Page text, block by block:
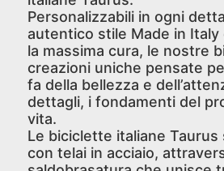
Personalizzabili in ogni
autentico stile Made in Italy
la massima cura, le nostre
creazioni uniche pensate
fa della bellezza e
dettagli, i fondamenti del
vita.
Le biciclette italiane Taurus
con telai in acciaio,